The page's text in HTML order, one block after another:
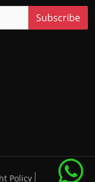
Subscribe
Policy